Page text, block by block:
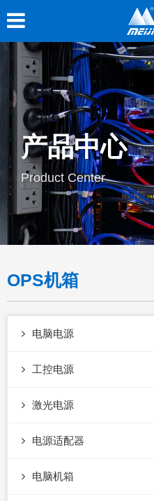
产品中心
Product Center
OPS机箱
电脑电源
工控电源
激光电源
电源适配器
电脑机箱